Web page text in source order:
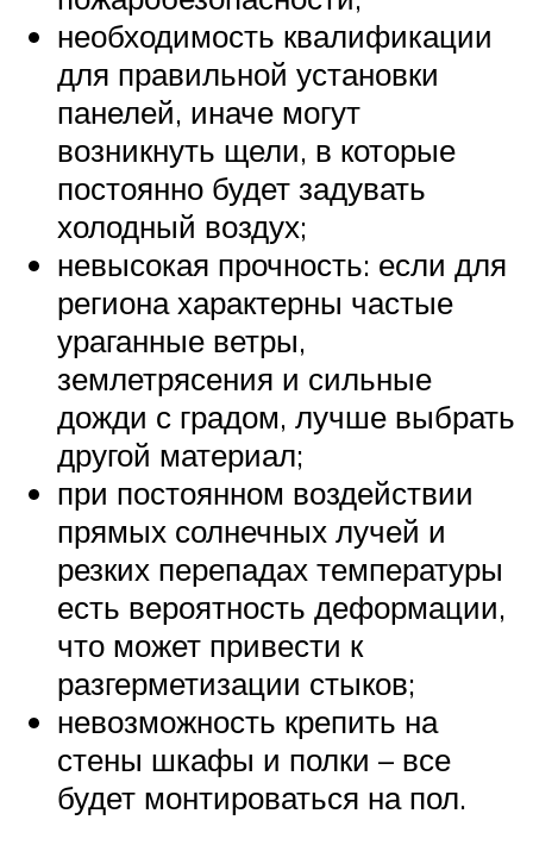
необходимость квалификации
для правильной установки
панелей, иначе могут
возникнуть щели, в которые
постоянно будет задувать
холодный воздух;
невысокая прочность: если для
региона характерны частые
ураганные ветры,
землетрясения и сильные
дожди с градом, лучше выбрать
другой материал;
при постоянном воздействии
прямых солнечных лучей и
резких перепадах температуры
есть вероятность деформации,
что может привести к
разгерметизации стыков;
невозможность крепить на
стены шкафы и полки – все
будет монтироваться на пол.